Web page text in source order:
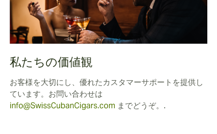
私たちの価値観
お客様を大切にし、優れたカスタマーサポートを提供し
ています。お問い合わせは
info@SwissCubanCigars.com までどうぞ。.